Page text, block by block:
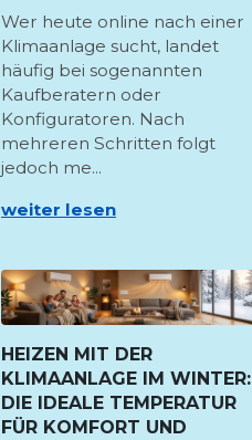
Wer heute online nach einer
Klimaanlage sucht, landet
häufig bei sogenannten
Kaufberatern oder
Konfiguratoren. Nach
mehreren Schritten folgt
jedoch me...
weiter lesen
HEIZEN MIT DER
KLIMAANLAGE IM WINTER:
DIE IDEALE TEMPERATUR
FÜR KOMFORT UND